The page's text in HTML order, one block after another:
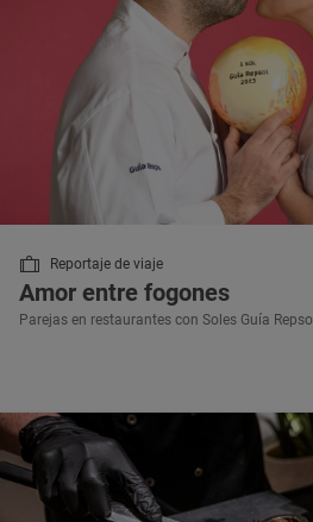
Reportaje de viaje
Amor entre fogones
Parejas en restaurantes con Soles Guía Repsol